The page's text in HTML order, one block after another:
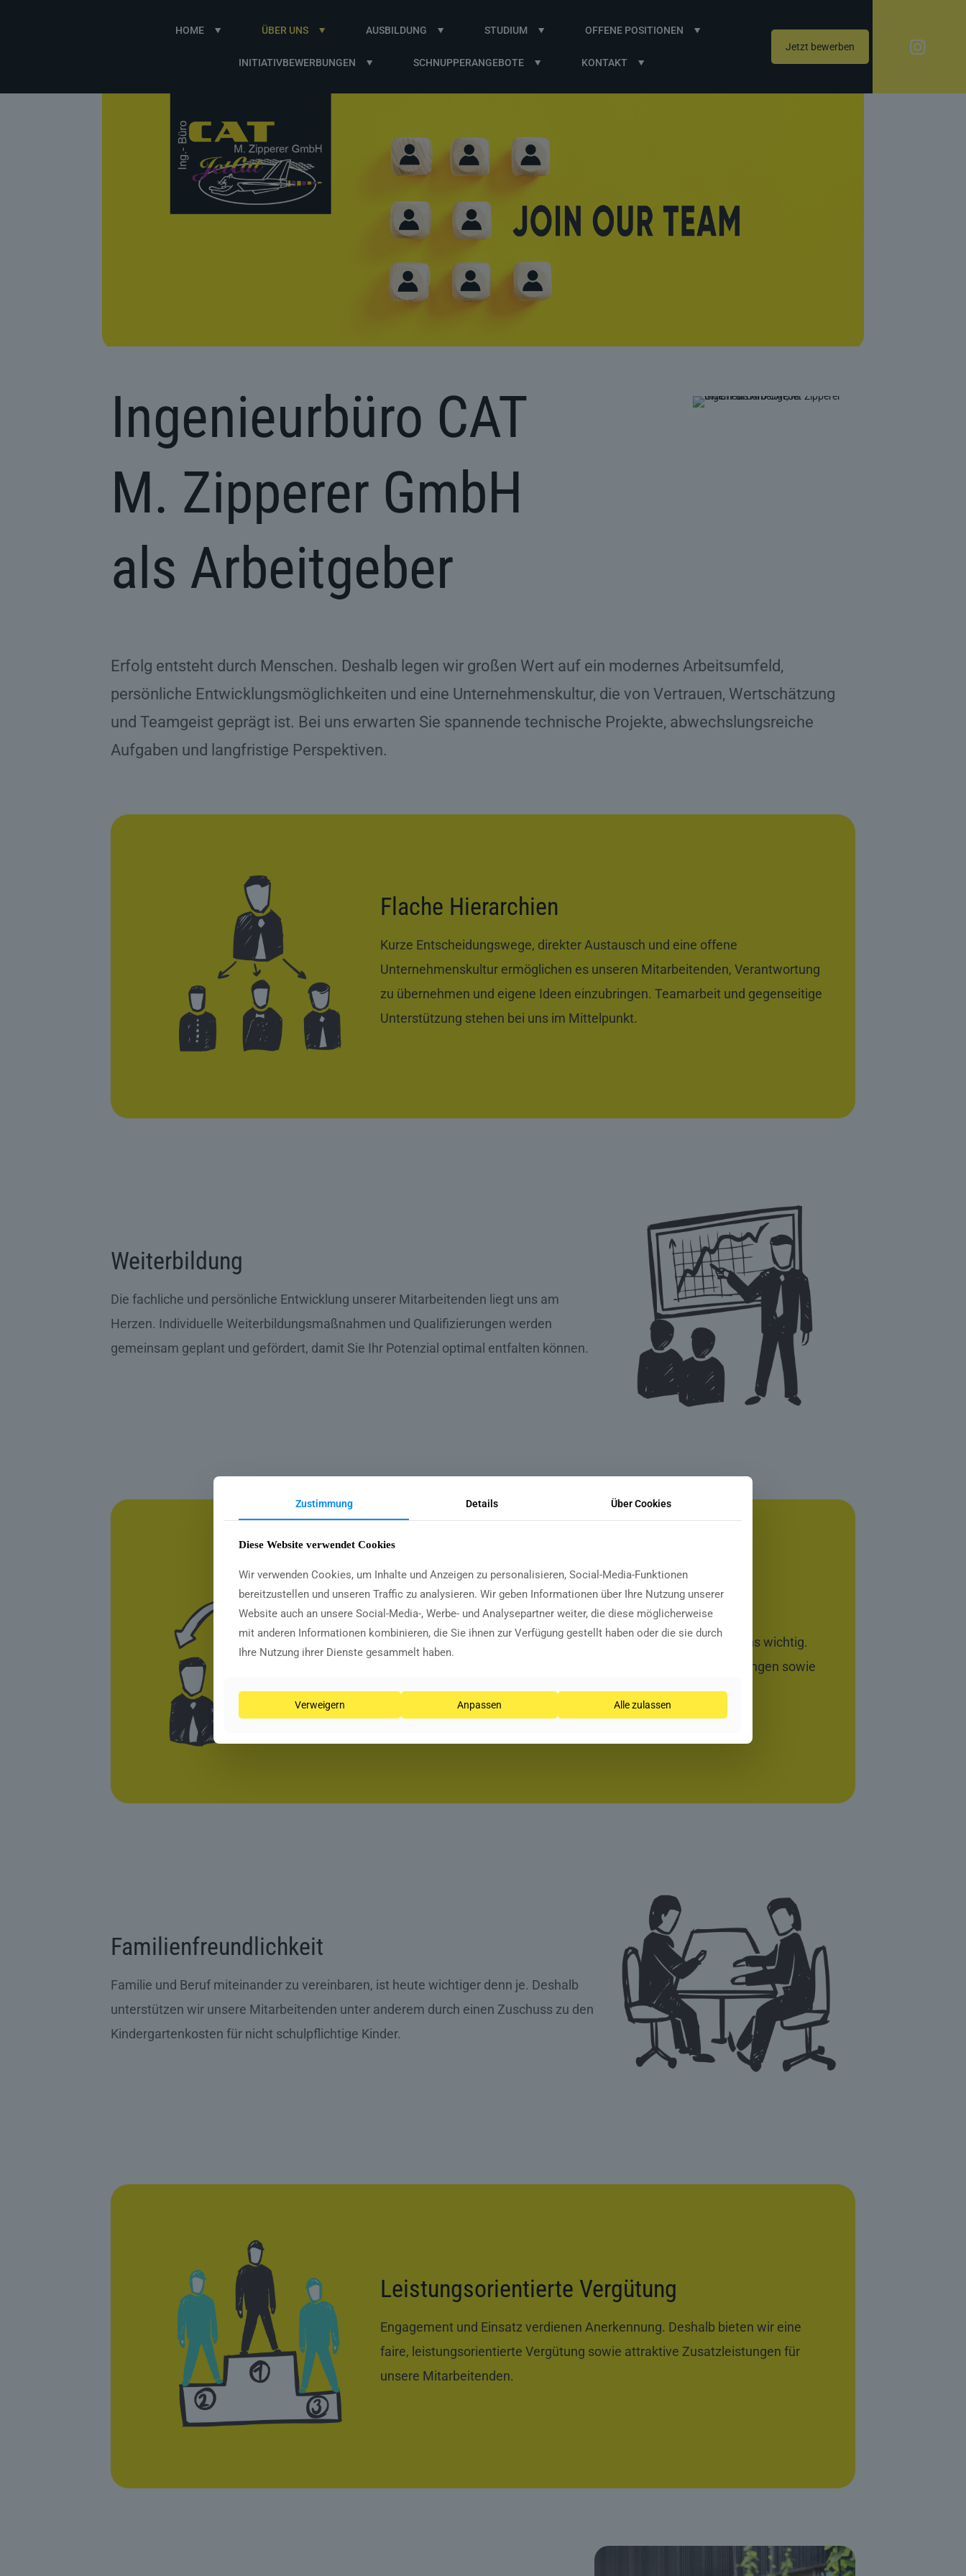
HOME ÜBER UNS AUSBILDUNG STUDIUM OFFENE POSITIONEN
INITIATIVBEWERBUNGEN SCHNUPPERANGEBOTE KONTAKT
Jetzt bewerben
Ingenieurbüro CAT
M. Zipperer GmbH
als Arbeitgeber
Erfolg entsteht durch Menschen. Deshalb legen wir großen Wert auf ein modernes Arbeitsumfeld,
persönliche Entwicklungsmöglichkeiten und eine Unternehmenskultur, die von Vertrauen, Wertschätzung
und Teamgeist geprägt ist. Bei uns erwarten Sie spannende technische Projekte, abwechslungsreiche
Aufgaben und langfristige Perspektiven.
Flache Hierarchien
Kurze Entscheidungswege, direkter Austausch und eine offene
Unternehmenskultur ermöglichen es unseren Mitarbeitenden, Verantwortung
zu übernehmen und eigene Ideen einzubringen. Teamarbeit und gegenseitige
Unterstützung stehen bei uns im Mittelpunkt.
Weiterbildung
Die fachliche und persönliche Entwicklung unserer Mitarbeitenden liegt uns am
Herzen. Individuelle Weiterbildungsmaßnahmen und Qualifizierungen werden
gemeinsam geplant und gefördert, damit Sie Ihr Potenzial optimal entfalten können.
Flexible Arbeitszeiten
Eine ausgewogene Balance zwischen Beruf und Privatleben ist uns wichtig.
Deshalb bieten wir flexible Arbeitszeitmodelle und Gleitzeitregelungen sowie
eine 37,5-Stunden-Woche.
Familienfreundlichkeit
Familie und Beruf miteinander zu vereinbaren, ist heute wichtiger denn je. Deshalb
unterstützen wir unsere Mitarbeitenden unter anderem durch einen Zuschuss zu den
Kindergartenkosten für nicht schulpflichtige Kinder.
Leistungsorientierte Vergütung
Engagement und Einsatz verdienen Anerkennung. Deshalb bieten wir eine
faire, leistungsorientierte Vergütung sowie attraktive Zusatzleistungen für
unsere Mitarbeitenden.
Zustimmung Details Über Cookies
Diese Website verwendet Cookies
Wir verwenden Cookies, um Inhalte und Anzeigen zu personalisieren, Social-Media-Funktionen
bereitzustellen und unseren Traffic zu analysieren. Wir geben Informationen über Ihre Nutzung unserer
Website auch an unsere Social-Media-, Werbe- und Analysepartner weiter, die diese möglicherweise
mit anderen Informationen kombinieren, die Sie ihnen zur Verfügung gestellt haben oder die sie durch
Ihre Nutzung ihrer Dienste gesammelt haben.
Verweigern Anpassen Alle zulassen